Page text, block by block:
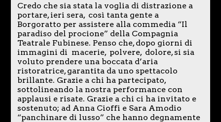
Credo che sia stata la voglia di distrazione a
portare, ieri sera, così tanta gente a
Borgoratto per assistere alla commedia “Il
paradiso del procione” della Compagnia
Teatrale Fubinese. Penso che, dopo giorni di
immagini di macerie, polvere, dolore, si sia
voluto prendere una boccata d’aria
ristoratrice, garantita da uno spettacolo
brillante. Grazie a chi ha partecipato,
sottolineando la nostra performance con
applausi e risate. Grazie a chi ci ha invitato e
sostenuto; ad Anna Cioffi e Sara Amodio
“panchinare di lusso” che hanno degnamente